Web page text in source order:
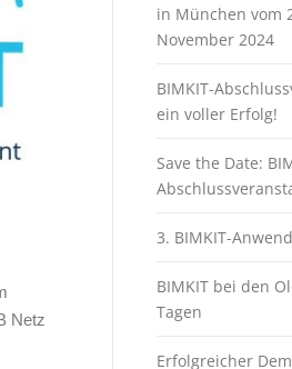
Netz
in München vom
November 2024
BIMKIT-
ein voller Erfolg!
Save the Date:
3. BIMKIT-
BIMKIT bei den
Tagen
Erfolgreicher